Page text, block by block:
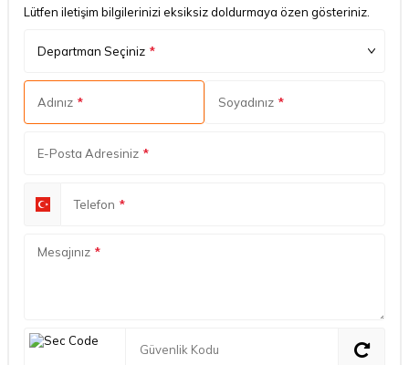
Lütfen iletişim bilgilerinizi eksiksiz doldurmaya özen gösteriniz.
Departman Seçiniz *
Adınız * Soyadınız *
E-Posta Adresiniz *
Telefon *
Mesajınız *